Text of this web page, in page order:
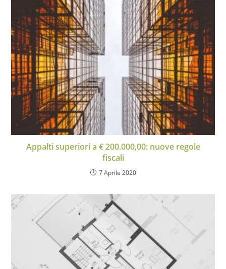
Appalti superiori a € 200.000,00: nuove regole
fiscali
7 Aprile 2020